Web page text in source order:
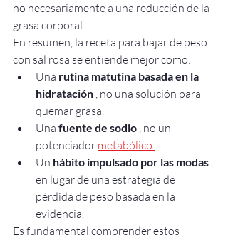
no necesariamente a una reducción de la
grasa corporal.
En resumen, la receta para bajar de peso
con sal rosa se entiende mejor como:
Una rutina matutina basada en la
hidratación , no una solución para
quemar grasa.
Una fuente de sodio , no un
potenciador metabólico.
Un hábito impulsado por las modas ,
en lugar de una estrategia de
pérdida de peso basada en la
evidencia.
Es fundamental comprender estos